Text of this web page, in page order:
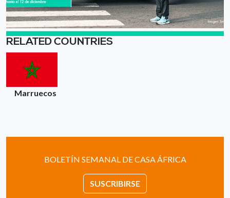
RELATED COUNTRIES
Marruecos
BOLETÍN SEMANAL DE CASA ÁFRICA
SUSCRIBIRSE